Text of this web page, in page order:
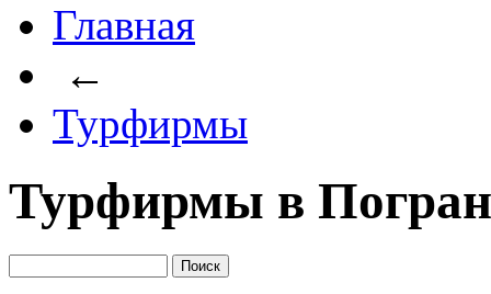
Главная
←
Турфирмы
Турфирмы в